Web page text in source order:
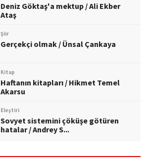
Deniz Göktaş'a mektup / Ali Ekber
Ataş
Şiir
Gerçekçi olmak / Ünsal Çankaya
Kitap
Haftanın kitapları / Hikmet Temel
Akarsu
Eleştiri
Sovyet sistemini çöküşe götüren
hatalar / Andrey S...